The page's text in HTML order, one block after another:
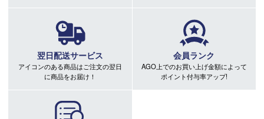
翌日配送サービス
アイコンのある商品はご注文の翌日
に商品をお届け！
会員ランク
AGO上でのお買い上げ金額によって
ポイント付与率アップ!